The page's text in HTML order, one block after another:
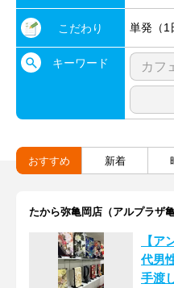
こだわり 単発（1
キーワード
おすすめ 新着
たから弥亀岡店（アルプラザ亀
【
代男
手渡